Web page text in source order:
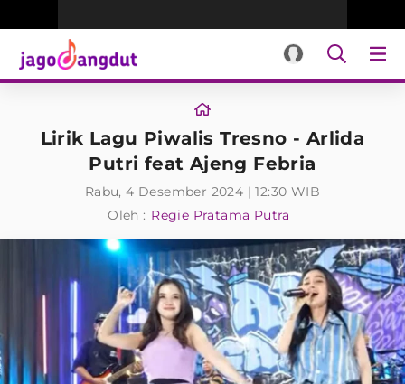
Lirik Lagu Piwalis Tresno - Arlida
Putri feat Ajeng Febria
Rabu, 4 Desember 2024 | 12:30 WIB
Oleh : Regie Pratama Putra